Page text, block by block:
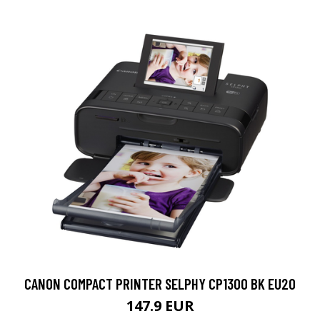
CANON COMPACT PRINTER SELPHY CP1300 BK EU20
147.9 EUR